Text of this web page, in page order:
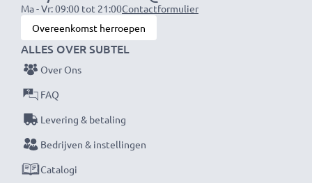
OPMERKING:Laad je batterijen vóór het eerste
gebruik volledig op voor optimale prestaties en
levensduur.
Mis nooit meer een moment met deze slimme,
compacte LCD-batterijlader van CELLONIC. Bestel
nu met snelle levering en 3 jaar garantie!
Ma - Vr: 09:00 tot 21:00Contactformulier
Overeenkomst herroepen
ALLES OVER SUBTEL
Over Ons
FAQ
Levering & betaling
Bedrijven & instellingen
Catalogi